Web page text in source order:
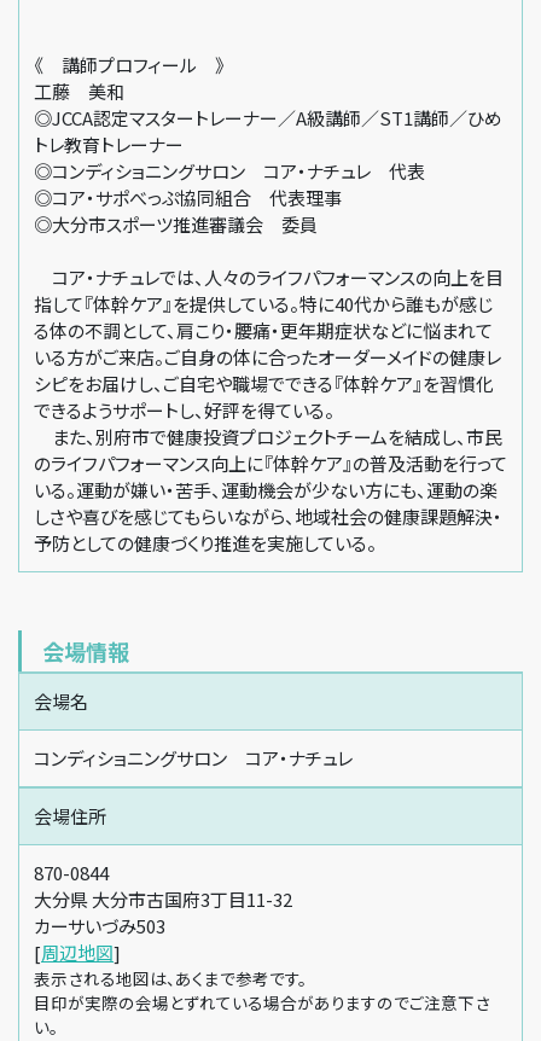
《 講師プロフィール 》
工藤 美和
◎JCCA認定マスタートレーナー／A級講師／ST1講師／ひめ
トレ教育トレーナー
◎コンディショニングサロン コア・ナチュレ 代表
◎コア・サポべっぷ協同組合 代表理事
◎大分市スポーツ推進審議会 委員
コア・ナチュレでは、人々のライフパフォーマンスの向上を目
指して『体幹ケア』を提供している。特に40代から誰もが感じ
る体の不調として、肩こり・腰痛・更年期症状などに悩まれて
いる方がご来店。ご自身の体に合ったオーダーメイドの健康レ
シピをお届けし、ご自宅や職場でできる『体幹ケア』を習慣化
できるようサポートし、好評を得ている。
また、別府市で健康投資プロジェクトチームを結成し、市民
のライフパフォーマンス向上に『体幹ケア』の普及活動を行って
いる。運動が嫌い・苦手、運動機会が少ない方にも、運動の楽
しさや喜びを感じてもらいながら、地域社会の健康課題解決・
予防としての健康づくり推進を実施している。
会場情報
会場名
コンディショニングサロン コア・ナチュレ
会場住所
870-0844
大分県 大分市古国府3丁目11-32
カーサいづみ503
[周辺地図]
表示される地図は、あくまで参考です。
目印が実際の会場とずれている場合がありますのでご注意下さ
い。